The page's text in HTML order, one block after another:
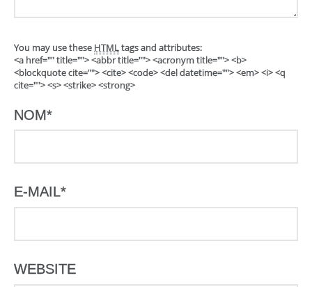
You may use these HTMLtags and attributes:
<a href="" title=""> <abbr title=""> <acronym title=""> <b>
<blockquote cite=""> <cite> <code> <del datetime=""> <em> <i> <q
cite=""> <s> <strike> <strong>
NOM*
E-MAIL*
WEBSITE